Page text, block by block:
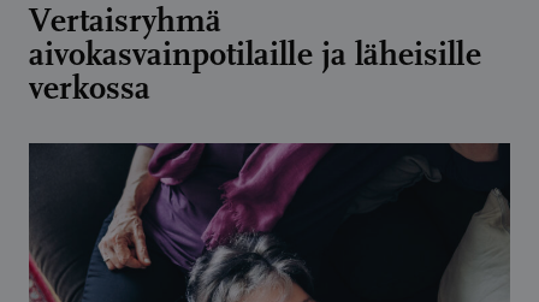
Vertaisryhmä
aivokasvainpotilaille ja läheisille
verkossa